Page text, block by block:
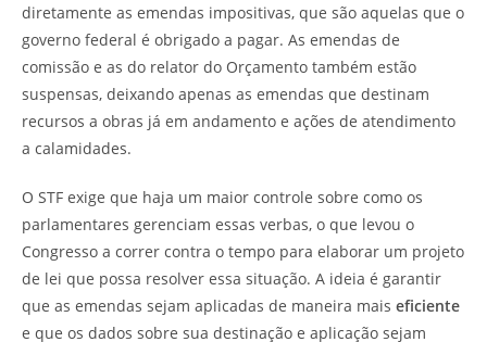
diretamente as emendas impositivas, que são aquelas que o
governo federal é obrigado a pagar. As emendas de
comissão e as do relator do Orçamento também estão
suspensas, deixando apenas as emendas que destinam
recursos a obras já em andamento e ações de atendimento
a calamidades.
O STF exige que haja um maior controle sobre como os
parlamentares gerenciam essas verbas, o que levou o
Congresso a correr contra o tempo para elaborar um projeto
de lei que possa resolver essa situação. A ideia é garantir
que as emendas sejam aplicadas de maneira mais eficiente
e que os dados sobre sua destinação e aplicação sejam